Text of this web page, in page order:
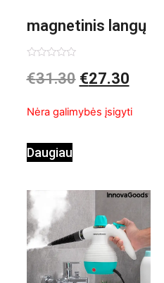
magnetinis langų
valiklis Klinmag
0
iš
€31.30 €27.30
Nėra galimybės įsigyti
Daugiau